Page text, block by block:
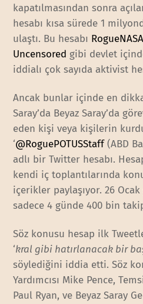
kapatılmasından sonra
hesabı kısa sürede 1
ulaştı. Bu hesabı RogueNASA
Uncensored gibi devlet
iddialı çok sayıda aktivist
Ancak bunlar içinde en
Saray’da Beyaz Saray’da
eden kişi veya kişilerin
‘@RoguePOTUSStaff(ABD
adlı bir Twitter hesabı.
kendi iç toplantılarında
içerikler paylaşıyor. 26
sadece 4 günde 400 bin
Söz konusu hesap ilk
‘kral gibi hatırlanacak bir
söylediğini iddia etti. Söz
Yardımcısı Mike Pence,
Paul Ryan, ve Beyaz Saray